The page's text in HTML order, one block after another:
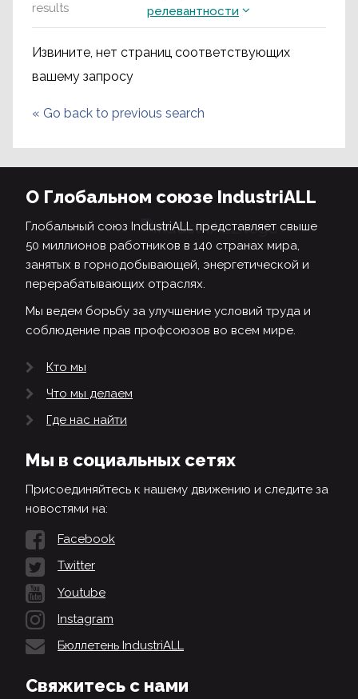
results
релевантности
Извините, нет страниц соответствующих
вашему запросу
« Go back to previous search
О Глобальном союзе IndustriALL
Глобальный союз IndustriALL представляет свыше
50 миллионов работников в 140 странах мира,
занятых в горнодобывающей, энергетической и
перерабатывающих отраслях.
Мы ведем борьбу за улучшение условий труда и
соблюдение прав профсоюзов во всем мире.
Кто мы
Что мы делаем
Где нас найти
Мы в социальных сетях
Присоединяйтесь к нашему движению и следите за
новостями на:
Facebook
Twitter
Youtube
Instagram
Бюллетень IndustriALL
Свяжитесь с нами